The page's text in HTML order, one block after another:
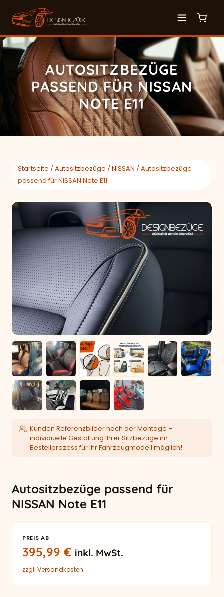
AUTOSITZBEZÜGE
PASSEND FÜR NISSAN
NOTE E11
Startseite /Autositzbezüge /NISSAN / Autositzbezüge
passend für NISSAN Note E11
Kunden Referenzbilder nach der Montage –
individuelle Gestaltung Ihrer Sitzbezüge im
Bestellprozess für Ihr Fahrzeugmodell möglich!
Autositzbezüge passend für
NISSAN Note E11
PREIS AB
395,99€ inkl. MwSt.
zzgl. Versandkosten